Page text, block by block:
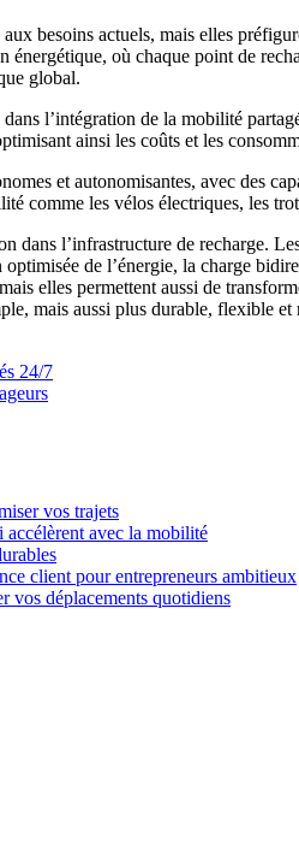
besoins actuels, mais elles
où chaque point de
global.
l’intégration de la mobilité
ainsi les coûts et les
et autonomisantes, avec des
comme les vélos électriques, les
dans l’infrastructure de recharge.
de l’énergie, la charge
elles permettent aussi de
mais aussi plus durable, flexible et
24/7
vos trajets
accélèrent avec la mobilité
client pour entrepreneurs ambitieux
vos déplacements quotidiens